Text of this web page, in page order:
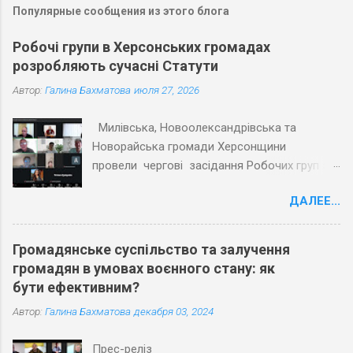
Популярные сообщения из этого блога
Робочі групи в Херсонських громадах
розробляють сучасні Статути
Автор: Галина Бахматова июля 27, 2026
Милівська, Новоолександрівська та
Новорайська громади Херсонщини
провели чергові засідання Робочих груп з
політичних і соціальних досліджень
(ПЦПСД) та з активістами громад, які
Статутів. Під час планових засідань
Робочих груп відповідно до графіку
громадам Херсонської області в розробці
ДАЛЕЕ...
Громадянське суспільство та залучення
громадян в умовах воєнного стану: як
бути ефективним?
Автор: Галина Бахматова декабря 03, 2024
Прес-реліз